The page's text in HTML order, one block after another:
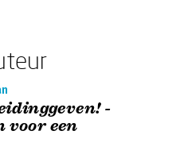
-
voor een